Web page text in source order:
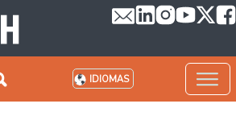
IDIOMAS